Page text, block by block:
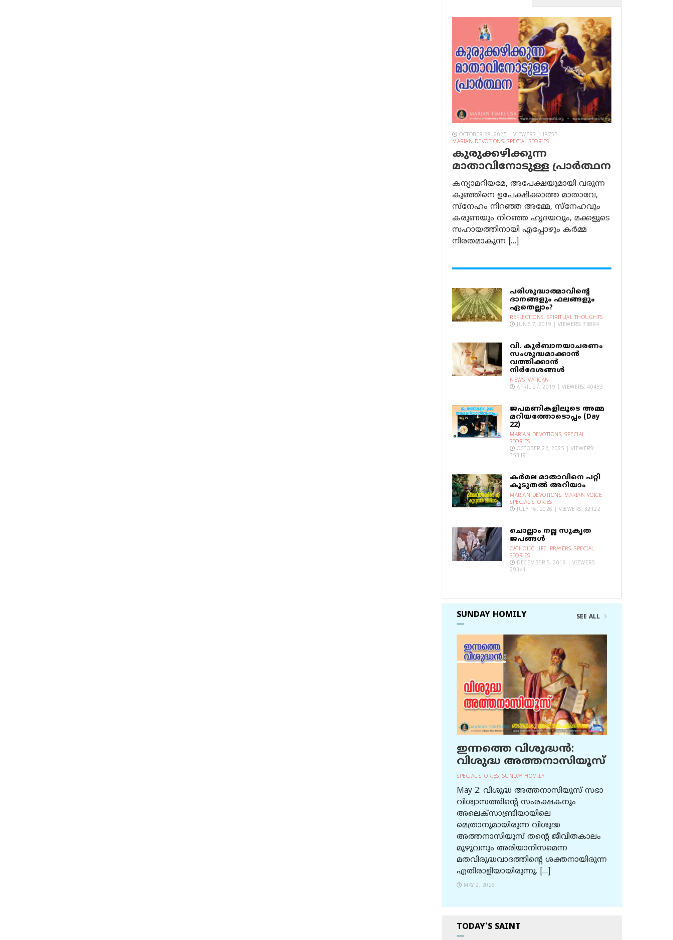
OCTOBER 28, 2025 | VIEWERS: 118753
MARIAN DEVOTIONS, SPECIAL STORIES
കുരുക്കഴിക്കുന്ന
മാതാവിനോടുള്ള പ്രാര്‍ത്ഥന
കന്യാമറിയമേ, അപേക്ഷയുമായി വരുന്ന
കുഞ്ഞിനെ ഉപേക്ഷിക്കാത്ത മാതാവേ,
സ്നേഹം നിറഞ്ഞ അമ്മേ, സ്നേഹവും
കരുണയും നിറഞ്ഞ ഹൃദയവും, മക്കളുടെ
സഹായത്തിനായി എപ്പോഴും കർമ്മ
നിരതമാകുന്ന […]
പരിശുദ്ധാത്മാവിന്റെ
ദാനങ്ങളും ഫലങ്ങളും
ഏതെല്ലാം?
REFLECTIONS, SPIRITUAL THOUGHTS
JUNE 7, 2019 | VIEWERS: 73884
വി. കുര്‍ബാനയാചരണം
സംശുദ്ധമാക്കാന്‍
വത്തിക്കാന്‍
നിര്‍ദേശങ്ങള്‍
NEWS, VATICAN
APRIL 27, 2019 | VIEWERS: 40483
ജപമണികളിലൂടെ അമ്മ
മറിയത്തോടൊപ്പം (Day
22)
MARIAN DEVOTIONS, SPECIAL
STORIES
OCTOBER 22, 2025 | VIEWERS:
35319
കര്‍മല മാതാവിനെ പറ്റി
കൂടുതല്‍ അറിയാം
MARIAN DEVOTIONS, MARIAN VOICE,
SPECIAL STORIES
JULY 16, 2026 | VIEWERS: 32122
ചൊല്ലാം നല്ല സുകൃത
ജപങ്ങൾ
CATHOLIC LIFE, PRAYERS, SPECIAL
STORIES
DECEMBER 5, 2019 | VIEWERS:
29341
SUNDAY HOMILY SEE ALL
ഇന്നത്തെ വിശുദ്ധന്‍:
വിശുദ്ധ അത്തനാസിയൂസ്
SPECIAL STORIES, SUNDAY HOMILY
May 2: വിശുദ്ധ അത്തനാസിയൂസ് സഭാ
വിശ്വാസത്തിന്റെ സംരക്ഷകനും
അലെക്സാണ്ട്രിയായിലെ
മെത്രാനുമായിരുന്ന വിശുദ്ധ
അത്തനാസിയൂസ് തന്റെ ജീവിതകാലം
മുഴുവനും അരിയാനിസമെന്ന
മതവിരുദ്ധവാദത്തിന്റെ ശക്തനായിരുന്ന
എതിരാളിയായിരുന്നു. […]
MAY 2, 2026
TODAY'S SAINT